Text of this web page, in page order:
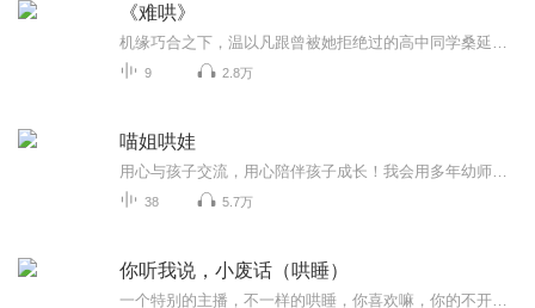
《难哄》
9 2.8万
喵姐哄娃
38 5.7万
你听我说，小废话（哄睡）